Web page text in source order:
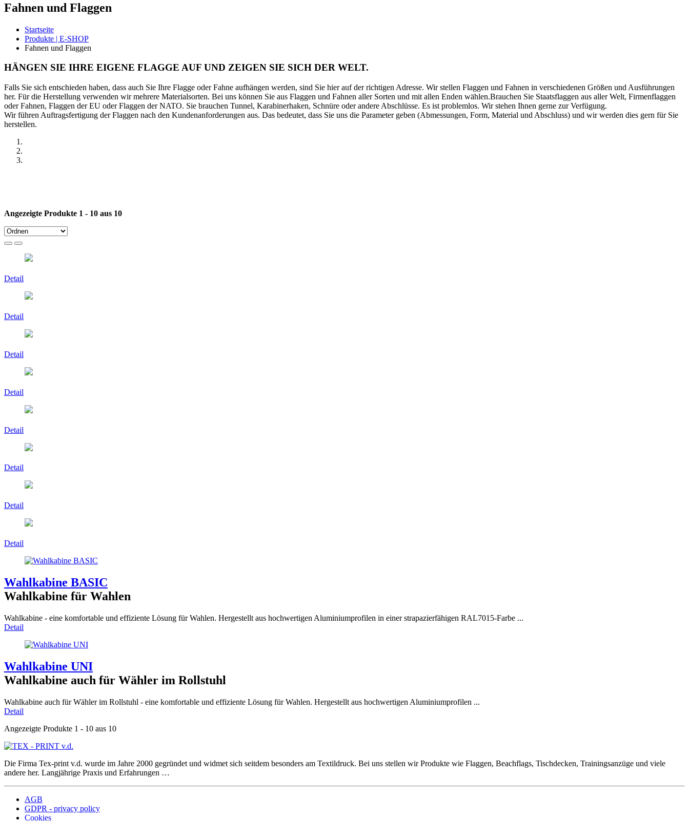
Fahnen und Flaggen
Startseite
Produkte | E-SHOP
Fahnen und Flaggen
HÄNGEN SIE IHRE EIGENE FLAGGE AUF UND ZEIGEN SIE SICH DER WELT.
Falls Sie sich entschieden haben, dass auch Sie Ihre Flagge oder Fahne aufhängen werden, sind Sie hier auf der richtigen Adresse. Wir stellen Flaggen und Fahnen in verschiedenen Größen und Ausführungen
her. Für die Herstellung verwenden wir mehrere Materialsorten. Bei uns können Sie aus Flaggen und Fahnen aller Sorten und mit allen Enden wählen.Brauchen Sie Staatsflaggen aus aller Welt, Firmenflaggen
oder Fahnen, Flaggen der EU oder Flaggen der NATO. Sie brauchen Tunnel, Karabinerhaken, Schnüre oder andere Abschlüsse. Es ist problemlos. Wir stehen Ihnen gerne zur Verfügung.
Wir führen Auftragsfertigung der Flaggen nach den Kundenanforderungen aus. Das bedeutet, dass Sie uns die Parameter geben (Abmessungen, Form, Material und Abschluss) und wir werden dies gern für Sie
herstellen.
Angezeigte Produkte 1 - 10 aus 10
Detail
Detail
Detail
Detail
Detail
Detail
Detail
Detail
Wahlkabine BASIC
Wahlkabine für Wahlen
Wahlkabine - eine komfortable und effiziente Lösung für Wahlen. Hergestellt aus hochwertigen Aluminiumprofilen in einer strapazierfähigen RAL7015-Farbe ...
Detail
Wahlkabine UNI
Wahlkabine auch für Wähler im Rollstuhl
Wahlkabine auch für Wähler im Rollstuhl - eine komfortable und effiziente Lösung für Wahlen. Hergestellt aus hochwertigen Aluminiumprofilen ...
Detail
Angezeigte Produkte 1 - 10 aus 10
Die Firma Tex-print v.d. wurde im Jahre 2000 gegründet und widmet sich seitdem besonders am Textildruck. Bei uns stellen wir Produkte wie Flaggen, Beachflags, Tischdecken, Trainingsanzüge und viele
andere her. Langjährige Praxis und Erfahrungen …
AGB
GDPR - privacy policy
Cookies